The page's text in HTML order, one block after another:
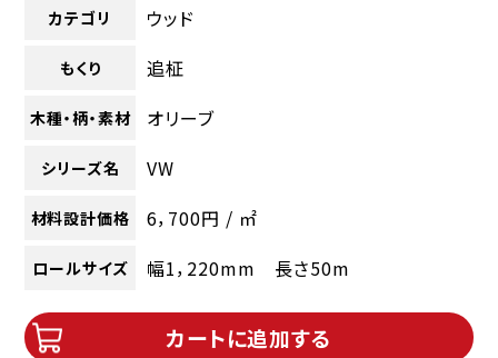
カテゴリ ウッド
もくり 追柾
木種・柄・素材 オリーブ
シリーズ名 VW
材料設計価格 6，700円 / ㎡
ロールサイズ 幅1，220mm 長さ50m
カートに追加する